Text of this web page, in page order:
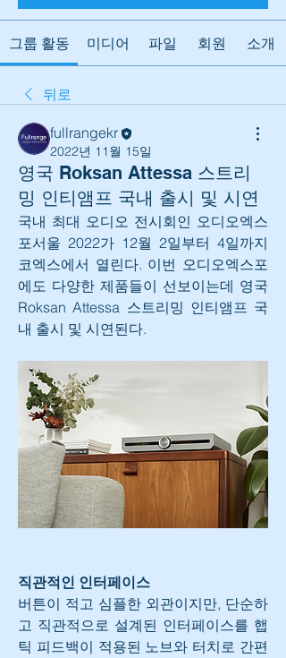
그룹 활동 미디어 파일 회원 소개
뒤로
fullrangekr
2022년 11월 15일
영국 Roksan Attessa 스트리
밍 인티앰프 국내 출시 및 시연
국내 최대 오디오 전시회인 오디오엑스
포서울 2022가 12월 2일부터 4일까지
코엑스에서 열린다. 이번 오디오엑스포
에도 다양한 제품들이 선보이는데 영국
Roksan Attessa 스트리밍 인티앰프 국
내 출시 및 시연된다.
직관적인 인터페이스
버튼이 적고 심플한 외관이지만, 단순하
고 직관적으로 설계된 인터페이스를 햅
틱 피드백이 적용된 노브와 터치로 간편